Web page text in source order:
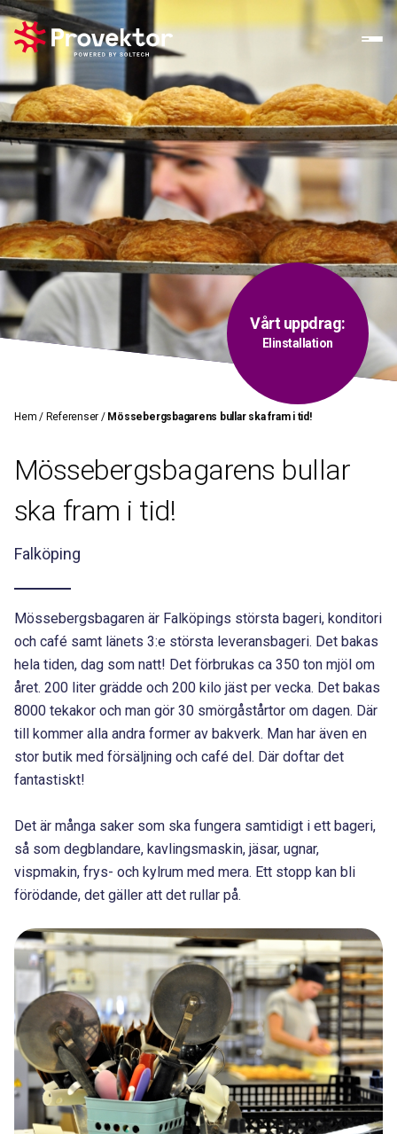
Vårt uppdrag:
Elinstallation
Hem / Referenser / Mössebergsbagarens bullar ska fram i tid!
Mössebergsbagarens bullar
ska fram i tid!
Falköping
Mössebergsbagaren är Falköpings största bageri, konditori
och café samt länets 3:e största leveransbageri. Det bakas
hela tiden, dag som natt! Det förbrukas ca 350 ton mjöl om
året. 200 liter grädde och 200 kilo jäst per vecka. Det bakas
8000 tekakor och man gör 30 smörgåstårtor om dagen. Där
till kommer alla andra former av bakverk. Man har även en
stor butik med försäljning och café del. Där doftar det
fantastiskt!
Det är många saker som ska fungera samtidigt i ett bageri,
så som degblandare, kavlingsmaskin, jäsar, ugnar,
vispmakin, frys- och kylrum med mera. Ett stopp kan bli
förödande, det gäller att det rullar på.